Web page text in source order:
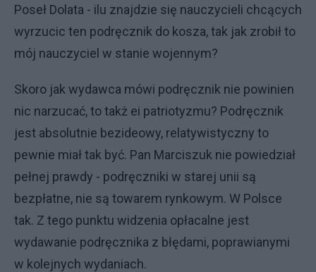
Poseł Dolata - ilu znajdzie się nauczycieli chcących
wyrzucic ten podręcznik do kosza, tak jak zrobił to
mój nauczyciel w stanie wojennym?
Skoro jak wydawca mówi podręcznik nie powinien
nic narzucać, to takż ei patriotyzmu? Podręcznik
jest absolutnie bezideowy, relatywistyczny to
pewnie miał tak być. Pan Marciszuk nie powiedział
pełnej prawdy - podręczniki w starej unii są
bezpłatne, nie są towarem rynkowym. W Polsce
tak. Z tego punktu widzenia opłacalne jest
wydawanie podręcznika z błędami, poprawianymi
w kolejnych wydaniach.